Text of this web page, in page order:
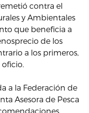
contra el
y Ambientales
que beneficia a
de los
a los primeros,
a la Federación de
Asesora de Pesca